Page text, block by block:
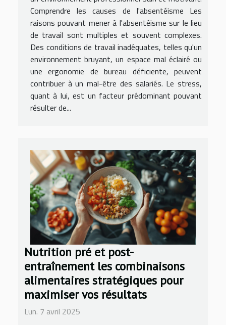
Comprendre les causes de l'absentéisme Les
raisons pouvant mener à l'absentéisme sur le lieu
de travail sont multiples et souvent complexes.
Des conditions de travail inadéquates, telles qu'un
environnement bruyant, un espace mal éclairé ou
une ergonomie de bureau déficiente, peuvent
contribuer à un mal-être des salariés. Le stress,
quant à lui, est un facteur prédominant pouvant
résulter de...
Nutrition pré et post-
entraînement les combinaisons
alimentaires stratégiques pour
maximiser vos résultats
Lun. 7 avril 2025